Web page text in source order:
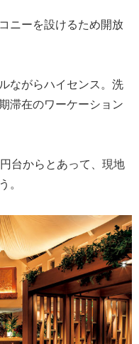
ニーを設けるため開放
ながらハイセンス。洗
滞在のワーケーション
台からとあって、現地